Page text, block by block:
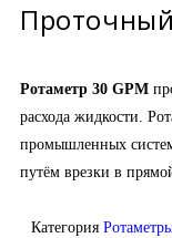
Ротаметр 30 GPM
расхода жидкости.
промышленных
путём врезки в
Категория